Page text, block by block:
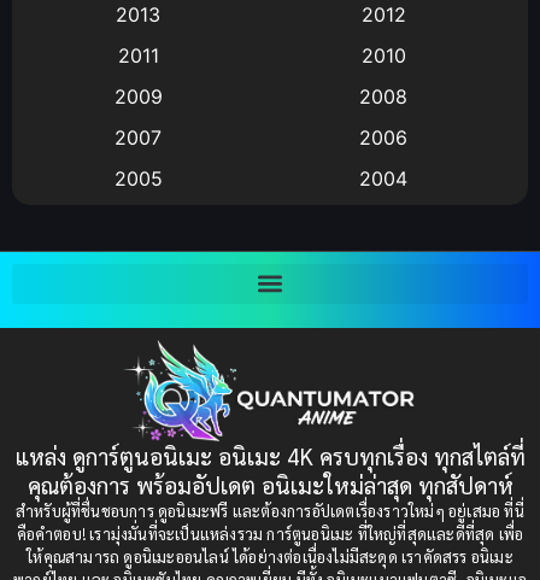
(9)
Big tits (นมใหญ่)
Bitch (ผู้หญิงร่าน)
Bondage (ทาส)(1)
(1)
Censored (เซ็นเซอร์)(19)
Comedy (ตลก)(85)
2013
2012
2011
2010
2009
2008
2007
2006
2005
2004
2001
2000
1997
1993
1991
1989
1988
1987
1985
1984
1983
แหล่ง ดูการ์ตูนอนิเมะ อนิเมะ 4K ครบทุกเรื่อง ทุกสไตล์ที่
คุณต้องการ พร้อมอัปเดต อนิเมะใหม่ล่าสุด ทุกสัปดาห์
สำหรับผู้ที่ชื่นชอบการ ดูอนิเมะฟรี และต้องการอัปเดตเรื่องราวใหม่ๆ อยู่เสมอ ที่นี่
คือคำตอบ! เรามุ่งมั่นที่จะเป็นแหล่งรวม การ์ตูนอนิเมะ ที่ใหญ่ที่สุดและดีที่สุด เพื่อ
ให้คุณสามารถ ดูอนิเมะออนไลน์ ได้อย่างต่อเนื่องไม่มีสะดุด เราคัดสรร อนิเมะ